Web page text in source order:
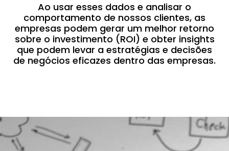
Ao usar esses dados e analisar o
comportamento de nossos clientes, as
empresas podem gerar um melhor retorno
sobre o investimento (ROI) e obter insights
que podem levar a estratégias e decisões
de negócios eficazes dentro das empresas.